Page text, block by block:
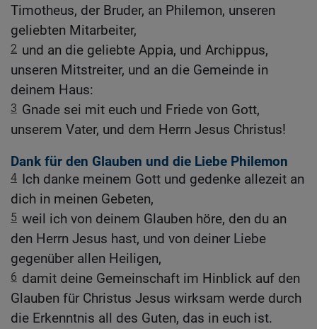
Timotheus, der Bruder, an Philemon, unseren
geliebten Mitarbeiter,
2 und an die geliebte Appia, und Archippus,
unseren Mitstreiter, und an die Gemeinde in
deinem Haus:
3 Gnade sei mit euch und Friede von Gott,
unserem Vater, und dem Herrn Jesus Christus!
Dank für den Glauben und die Liebe Philemon
4 Ich danke meinem Gott und gedenke allezeit an
dich in meinen Gebeten,
5 weil ich von deinem Glauben höre, den du an
den Herrn Jesus hast, und von deiner Liebe
gegenüber allen Heiligen,
6 damit deine Gemeinschaft im Hinblick auf den
Glauben für Christus Jesus wirksam werde durch
die Erkenntnis all des Guten, das in euch ist.